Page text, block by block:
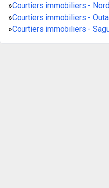
»Courtiers immobiliers -
»Courtiers immobiliers -
»Courtiers immobiliers -